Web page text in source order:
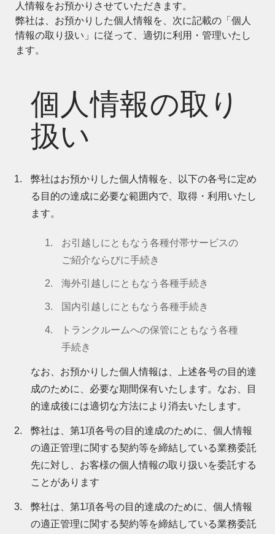
人情報をお預かりさせていただきます。
弊社は、お預かりした個人情報を、次に記載の「個人
情報の取り扱い」に従って、適切に利用・管理いたし
ます。
個人情報の取り
扱い
弊社はお預かりした個人情報を、以下の各号に定め
る目的の達成に必要な範囲内で、取得・利用いたし
ます。
お引越しにともなう各種付帯サービスの
ご紹介ならびに手続き
海外引越しにともなう各種手続き
国内引越しにともなう各種手続き
トランクルームへの保管にともなう各種
手続き
なお、お預かりした個人情報は、上述各号の目的達
成のために、必要な期間保有いたします。なお、目
的達成後には適切な方法により消去いたします。
弊社は、第1項各号の目的達成のために、個人情報
の適正管理に関する契約等を締結している業務委託
先に対し、お客様の個人情報の取り扱いを委託する
ことがあります
弊社は、第1項各号の目的達成のために、個人情報
の適正管理に関する契約等を締結している業務委託